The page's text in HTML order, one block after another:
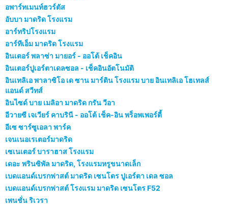
อพาร์ทเมนท์ฮวร์ตัส
อับบา มาดริด โรงแรม
อาร์ทริปโรงแรม
อาร์ทีเอ็ม มาดริด โรงแรม
อินเตอร์ พลาซ่า มายอร์ - ออโต้ เช็คอิน
อินเตอร์ปูเอร์ตาเดลซอล - เช็คอินอัตโนมัติ
อินเทลิเอ พาลาซิโอ เด ซาน มาร์ติน โรงแรม บาย อินเทลิเอ โฮเทลส์
แอนด์ สวีทส์
อินไซด์ บาย เมลิอา มาดริด กรัน วีอา
อีวายซี เจเวียร์ คาบรินี - ออโต้ เช็ค-อิน พร็อพเพอร์ตี้
อีเซ ซาร์ซูเอลา พาร์ค
เจนเนอเรเตอร์มาดริด
เซเนเตอร์ บาราฮาส โรงแรม
เดอะ พรินซิพัล มาดริด, โรงแรมหรูขนาดเล็ก
เบดแอนด์เบรกฟาสต์ มาดริด เซนโตร ปูเอร์ตา เดล ซอล
เบดแอนด์เบรกฟาสต์ โรงแรม มาดริด เซนโตร F52
เพนชั่น ริเวรา